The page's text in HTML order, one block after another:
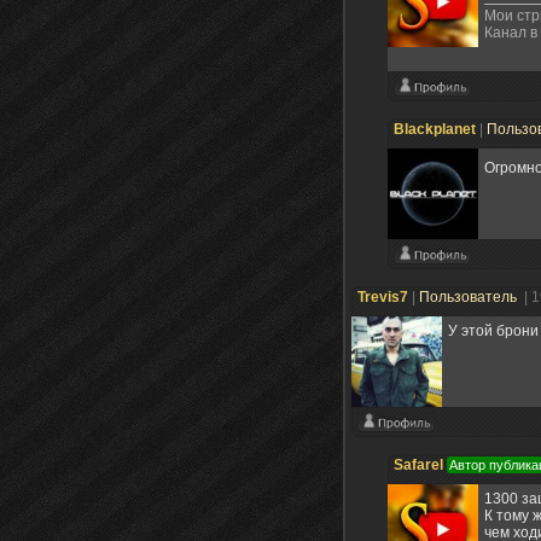
Мои
Канал
Blackplanet
Trevis7 Пользователь
|
У этой
Safarel Автор
1300
К тому
чем